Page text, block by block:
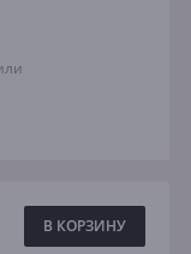
В КОРЗИНУ